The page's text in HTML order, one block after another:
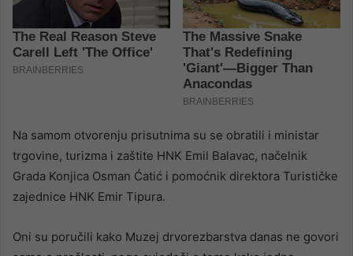
Na samom otvorenju prisutnima su se obratili i ministar
trgovine, turizma i zaštite HNK Emil Balavac, načelnik
Grada Konjica Osman Ćatić i pomoćnik direktora Turističke
zajednice HNK Emir Tipura.
Oni su poručili kako Muzej drvorezbarstva danas ne govori